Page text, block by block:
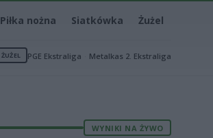
Piłka nożna Siatkówka Żużel
ŻUŻEL PGE Ekstraliga Metalkas 2. Ekstraliga
WYNIKI NA ŻYWO